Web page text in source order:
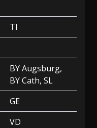
TI
BY Augsburg,
BY Cath, SL
GE
VD